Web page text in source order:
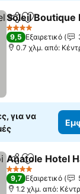
Κοινοποίηση
Προσθήκη
Soleil Boutique
4 Αστέρια
9,5 Εξαιρετικό
0.7 χλμ. από:
για να
Κοινοποίηση
Προσθήκη
Anatole Hotel
4 Αστέρια
9,7 Εξαιρετικό
1.2 χλμ. από: